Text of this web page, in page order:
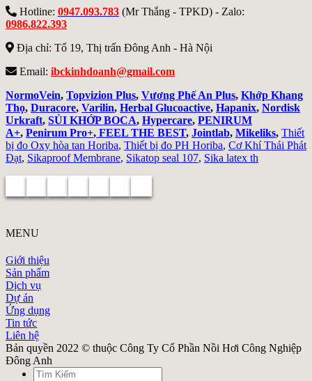
Hotline: 0947.093.783 (Mr Thắng - TPKD) - Zalo:
0986.822.393
Địa chỉ: Tổ 19, Thị trấn Đông Anh - Hà Nội
Email: ibckinhdoanh@gmail.com
NormoVein, Topvizion Plus, Vương Phế An Plus, Khớp Khang
Thọ, Duracore, Varilin, Herbal Glucoactive, Hapanix, Nordisk
Urkraft, SỦI KHỚP BOCA, Hypercare, PENIRUM
A+, Penirum Pro+, FEEL THE BEST, Jointlab, Mikeliks, Thiết
bị đo Oxy hòa tan Horiba, Thiết bị đo PH Horiba, Cơ Khí Thái Phát
Đạt, Sikaproof Membrane, Sikatop seal 107, Sika latex th
MENU
Giới thiệu
Sản phẩm
Dịch vụ
Dự án
Ứng dụng
Tin tức
Liên hệ
Bản quyền 2022 © thuộc Công Ty Cổ Phần Nồi Hơi Công Nghiệp
Đông Anh
Search